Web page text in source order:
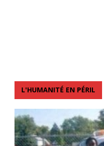
L'HUMANITÉ EN PÉRIL